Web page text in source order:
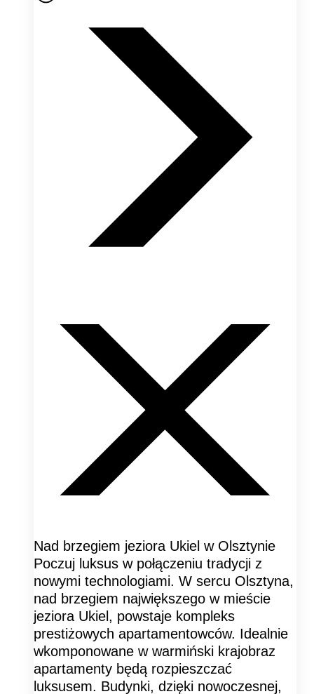
Nad brzegiem jeziora Ukiel w Olsztynie
Poczuj luksus w połączeniu tradycji z
nowymi technologiami. W sercu Olsztyna,
nad brzegiem największego w mieście
jeziora Ukiel, powstaje kompleks
prestiżowych apartamentowców. Idealnie
wkomponowane w warmiński krajobraz
apartamenty będą rozpieszczać
luksusem. Budynki, dzięki nowoczesnej,